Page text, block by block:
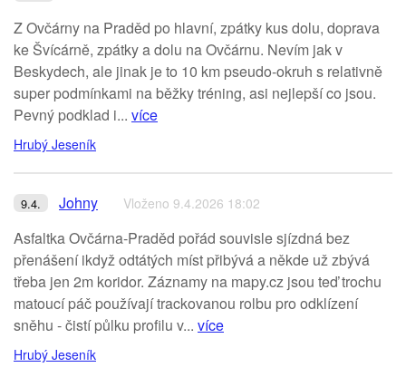
Z Ovčárny na Praděd po hlavní, zpátky kus dolu, doprava
ke Švícárně, zpátky a dolu na Ovčárnu. Nevím jak v
Beskydech, ale jinak je to 10 km pseudo-okruh s relativně
super podmínkami na běžky tréning, asi nejlepší co jsou.
Pevný podklad i... více
Hrubý Jeseník
9.4. Johny Vloženo 9.4.2026 18:02
Asfaltka Ovčárna-Praděd pořád souvisle sjízdná bez
přenášení ikdyž odtátých míst přibývá a někde už zbývá
třeba jen 2m koridor. Záznamy na mapy.cz jsou teď trochu
matoucí páč používají trackovanou rolbu pro odklízení
sněhu - čistí půlku profilu v... více
Hrubý Jeseník